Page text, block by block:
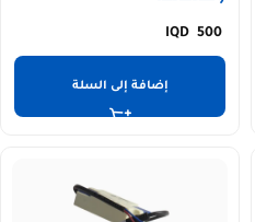
500
إضافة إلى السلة